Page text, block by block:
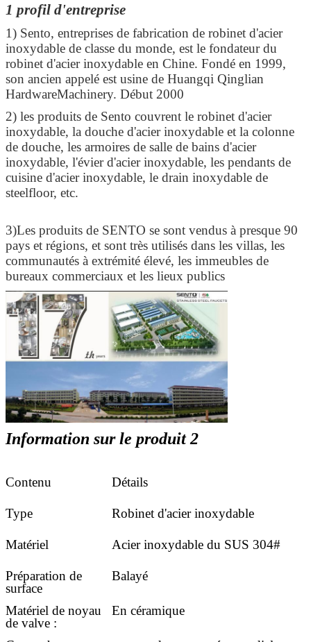
1 profil d'entreprise
1) Sento, entreprises de fabrication de robinet d'acier
inoxydable de classe du monde, est le fondateur du
robinet d'acier inoxydable en Chine. Fondé en 1999,
son ancien appelé est usine de Huangqi Qinglian
HardwareMachinery. Début 2000
2) les produits de Sento couvrent le robinet d'acier
inoxydable, la douche d'acier inoxydable et la colonne
de douche, les armoires de salle de bains d'acier
inoxydable, l'évier d'acier inoxydable, les pendants de
cuisine d'acier inoxydable, le drain inoxydable de
steelfloor, etc.
3)Les produits de SENTO se sont vendus à presque 90
pays et régions, et sont très utilisés dans les villas, les
communautés à extrémité élevé, les immeubles de
bureaux commerciaux et les lieux publics
Information sur le produit 2
Contenu Détails
Type Robinet d'acier inoxydable
Matériel Acier inoxydable du SUS 304#
Préparation de
surface
Balayé
Matériel de noyau
de valve :
En céramique